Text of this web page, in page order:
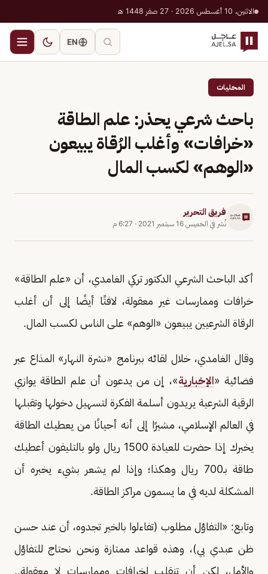
الاثنين، 10 أغسطس 2026 · 27 صفر 1448 هـ
EN
المحليات
باحث شرعي يحذر: علم الطاقة
«خرافات» وأغلب الرُقاة يبيعون
«الوهم» لكسب المال
فريق التحرير
نُشر في الخميس 16 سبتمبر 2021 · 6:27 م
أكد الباحث الشرعي الدكتور تركي الغامدي، أن «علم الطاقة»
خرافات وممارسات غير معقولة، لافتًا أيضًا إلى أن أغلب
الرقاة الشرعيين يبيعون «الوهم» على الناس لكسب المال.
وقال الغامدي، خلال لقائه ببرنامج «نشرة النهار» المذاع عبر
فضائية «الإخبارية»، إن من يدعون أن علم الطاقة يوازي
الرقية الشرعية يريدون أسلمة الفكرة لتسهيل دخولها وتقبلها
في العالم الإسلامي، مشيرًا إلى أنه أحيانًا من يعطيك الطاقة
يخبرك إذا حضرت للعيادة 1500 ريال ولو بالتليفون أعطيك
طاقة بـ700 ريال وهكذا؛ وإذا لم يشعر بشيء يخبره أن
المشكلة لديه في ما يسمون مراكز الطاقة.
وتابع: «التفاؤل مطلوب (تفاءلوا بالخير تجدوه، أن عند حسن
ظن عبدي بي)، وهذه قواعد ممتازة ونحن نحتاج للتفاؤل
والأمل، لكن أن تنقلب لخرافات وممارسات لا معقولة..